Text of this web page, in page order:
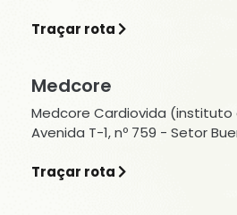
Traçar rota
Medcore
Medcore Cardiovida (instituto
Avenida T-1, nº 759 - Setor
Traçar rota